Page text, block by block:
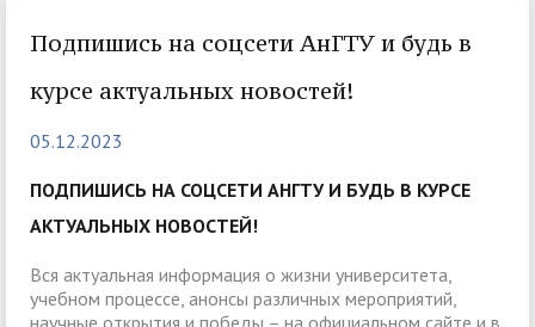
Подпишись на соцсети АнГТУ и будь в
курсе актуальных новостей!
05.12.2023
ПОДПИШИСЬ НА СОЦСЕТИ АНГТУ И БУДЬ В КУРСЕ
АКТУАЛЬНЫХ НОВОСТЕЙ!
Вся актуальная информация о жизни университета,
учебном процессе, анонсы различных мероприятий,